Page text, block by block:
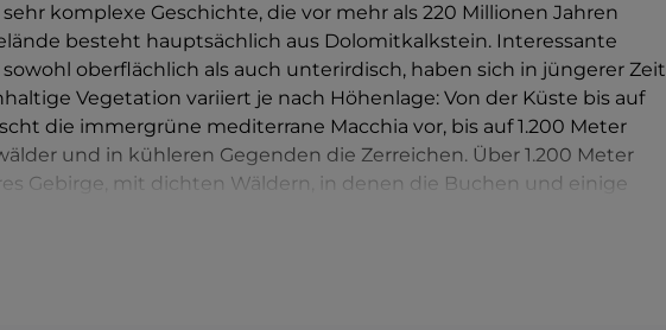
komplexe Geschichte, die vor mehr als 220 Millionen Jahren
besteht hauptsächlich aus Dolomitkalkstein. Interessante
oberflächlich als auch unterirdisch, haben sich in jüngerer Zeit
Vegetation variiert je nach Höhenlage: Von der Küste bis auf
die immergrüne mediterrane Macchia vor, bis auf 1.200 Meter
und in kühleren Gegenden die Zerreichen. Über 1.200 Meter
Gebirge, mit dichten Wäldern, in denen die Buchen und einige
und Täler und bieten Landschaften von seltener Schönheit. Es